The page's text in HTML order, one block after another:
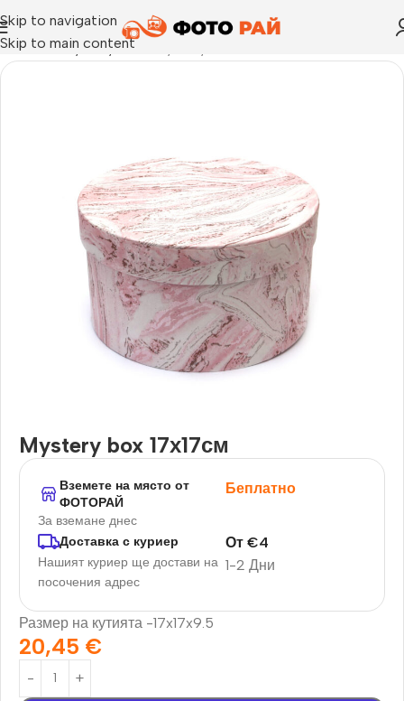
Skip to navigation
Skip to main content
Начало›Mystery box
Mystery box 17х17см
Вземете на място от
ФОТОРАЙ
За вземане днес
Беплатно
Доставка с куриер
Нашият куриер ще достави на
посочения адрес
1-2 Дни
От€4
Размер на кутията -17x17x9.5
20,45 €